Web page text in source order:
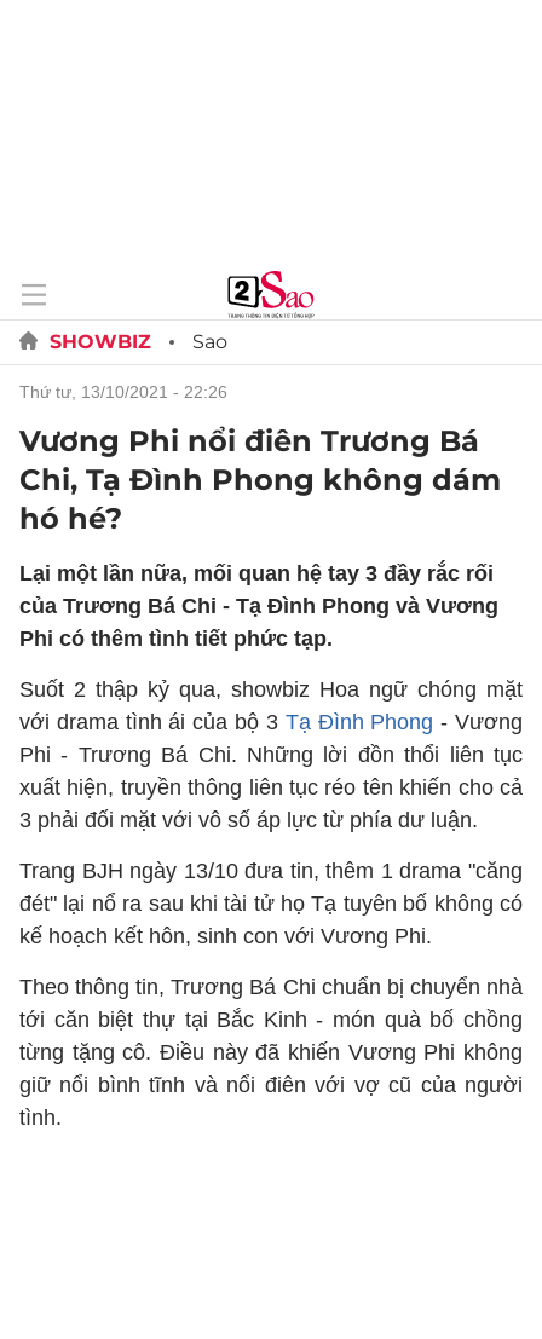
SHOWBIZ Sao
thứ tư, 13/10/2021 - 22:26
Vương Phi nổi điên Trương Bá
Chi, Tạ Đình Phong không dám
hó hé?
Lại một lần nữa, mối quan hệ tay 3 đầy rắc rối
của Trương Bá Chi - Tạ Đình Phong và Vương
Phi có thêm tình tiết phức tạp.
Suốt 2 thập kỷ qua, showbiz Hoa ngữ chóng mặt
với drama tình ái của bộ 3 Tạ Đình Phong - Vương
Phi - Trương Bá Chi. Những lời đồn thổi liên tục
xuất hiện, truyền thông liên tục réo tên khiến cho cả
3 phải đối mặt với vô số áp lực từ phía dư luận.
Trang BJH ngày 13/10 đưa tin, thêm 1 drama "căng
đét" lại nổ ra sau khi tài tử họ Tạ tuyên bố không có
kế hoạch kết hôn, sinh con với Vương Phi.
Theo thông tin, Trương Bá Chi chuẩn bị chuyển nhà
tới căn biệt thự tại Bắc Kinh - món quà bố chồng
từng tặng cô. Điều này đã khiến Vương Phi không
giữ nổi bình tĩnh và nổi điên với vợ cũ của người
tình.